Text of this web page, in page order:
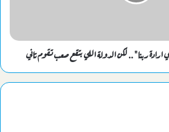
ربنا" .. لكن الدولة اللي بتقع صعب تقوم تاني